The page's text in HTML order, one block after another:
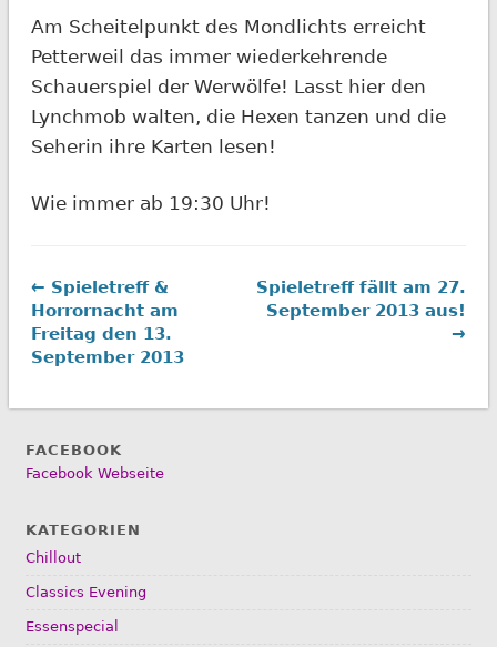
Am Scheitelpunkt des Mondlichts erreicht
Petterweil das immer wiederkehrende
Schauerspiel der Werwölfe! Lasst hier den
Lynchmob walten, die Hexen tanzen und die
Seherin ihre Karten lesen!
Wie immer ab 19:30 Uhr!
← Spieletreff &
Horrornacht am
Freitag den 13.
September 2013
Spieletreff fällt am 27.
September 2013 aus!
→
FACEBOOK
Facebook Webseite
KATEGORIEN
Chillout
Classics Evening
Essenspecial